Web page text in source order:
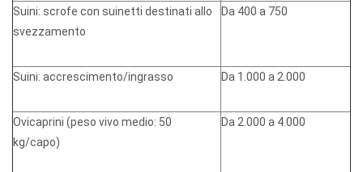
Suini: scrofe con suinetti destinati allo
svezzamento
Da 400 a 750
Suini: accrescimento/ingrasso Da 1.000 a 2.000
Ovicaprini (peso vivo medio: 50
kg/capo)
Da 2.000 a 4.000